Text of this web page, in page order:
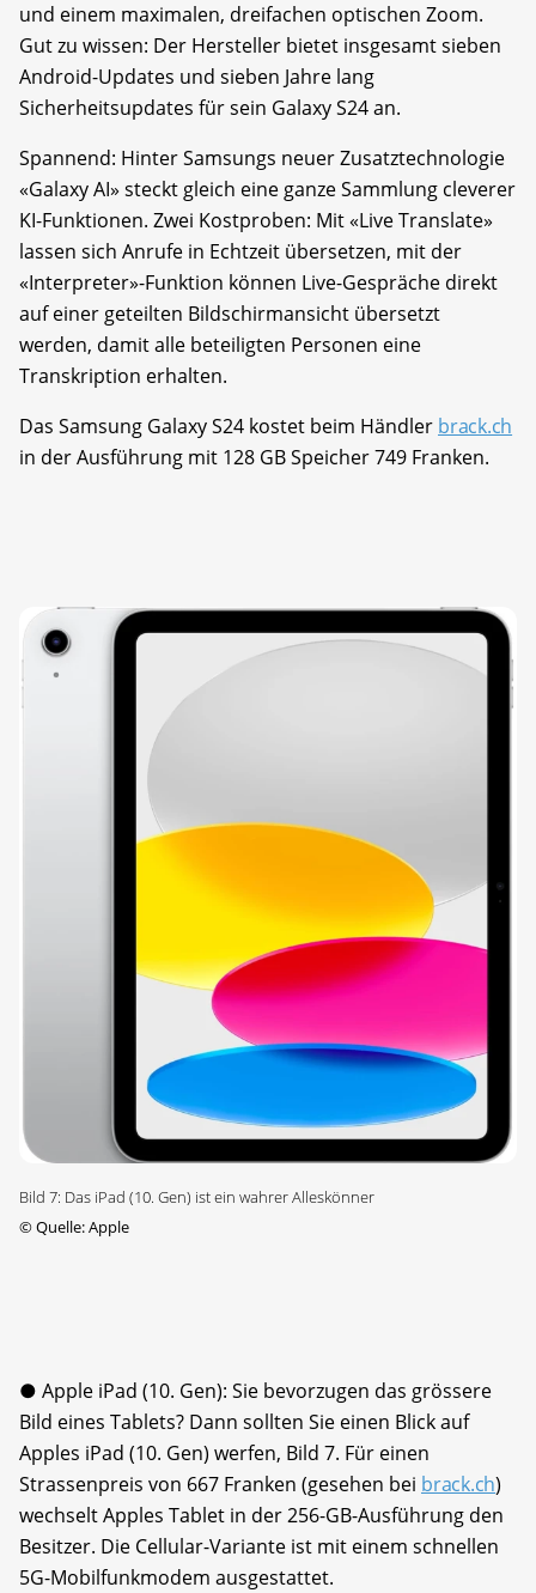
und einem maximalen, dreifachen optischen Zoom.
Gut zu wissen: Der Hersteller bietet insgesamt sieben
Android-Updates und sieben Jahre lang
Sicherheitsupdates für sein Galaxy S24 an.
Spannend: Hinter Samsungs neuer Zusatztechnologie
«Galaxy AI» steckt gleich eine ganze Sammlung cleverer
KI-Funktionen. Zwei Kostproben: Mit «Live Translate»
lassen sich Anrufe in Echtzeit übersetzen, mit der
«Interpreter»-Funktion können Live-Gespräche direkt
auf einer geteilten Bildschirm­ansicht übersetzt
werden, damit alle beteiligten Personen eine
Transkription erhalten.
Das Samsung Galaxy S24 kostet beim Händler brack.ch
in der Ausführung mit 128 GB Speicher 749 Franken.
Bild 7: Das iPad (10. Gen) ist ein wahrer Alleskönner
©Quelle: Apple
● Apple iPad (10. Gen): Sie bevorzugen das grössere
Bild eines Tablets? Dann sollten Sie einen Blick auf
Apples iPad (10. Gen) werfen, Bild 7. Für einen
Strassenpreis von 667 Franken (gesehen bei brack.ch)
wechselt Apples Tablet in der 256-GB-Ausführung den
Besitzer. Die Cellular-Variante ist mit einem schnellen
5G-Mobilfunkmodem ausgestattet.